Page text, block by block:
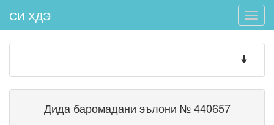
Toggle
СИ ХДЭ
Toggle
Дида баромадани эълони № 440657